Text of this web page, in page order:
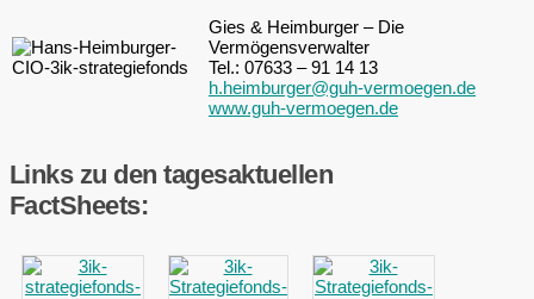
Gies & Heimburger – Die
Vermögensverwalter
Tel.: 07633 – 91 14 13
h.heimburger@guh-vermoegen.de
www.guh-vermoegen.de
Links zu den tagesaktuellen
FactSheets: